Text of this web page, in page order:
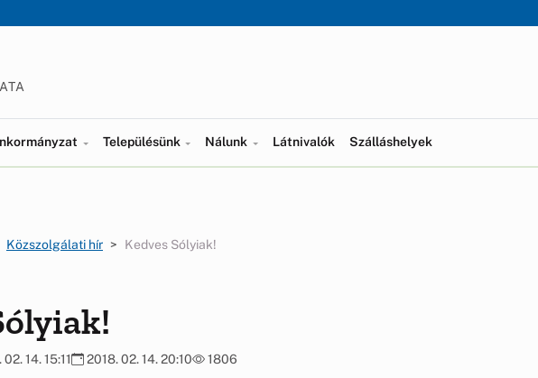
Településünk Nálunk Látnivalók Szálláshelyek
Közszolgálati hír Kedves Sólyiak!
14. 15:11 2018. 02. 14. 20:10 1806